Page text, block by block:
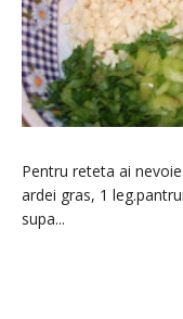
Pentru reteta ai
ardei gras, 1
supa...